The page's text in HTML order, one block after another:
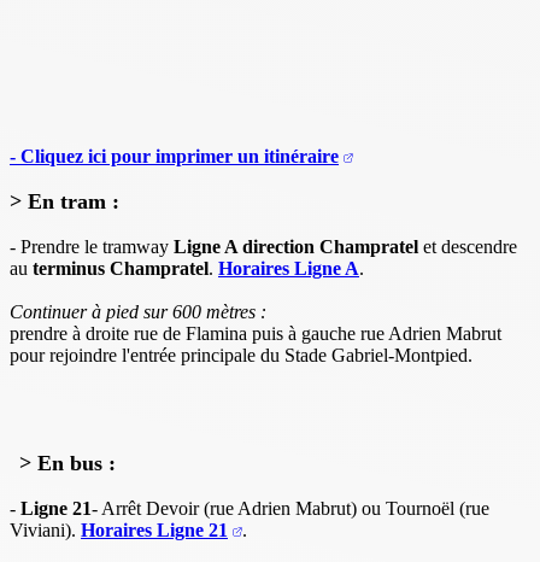
- Cliquez ici pour imprimer un itinéraire
> En tram :
- Prendre le tramway Ligne A direction Champratel et descendre
au terminus Champratel. Horaires Ligne A.
Continuer à pied sur 600 mètres :
prendre à droite rue de Flamina puis à gauche rue Adrien Mabrut
pour rejoindre l'entrée principale du Stade Gabriel-Montpied.
> En bus :
- Ligne 21- Arrêt Devoir (rue Adrien Mabrut) ou Tournoël (rue
Viviani). Horaires Ligne 21 .